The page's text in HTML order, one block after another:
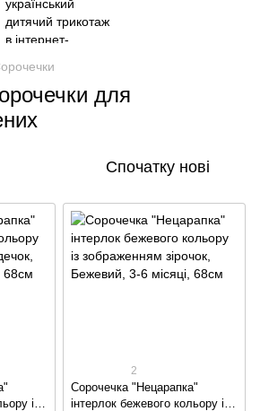
для
Спочатку нові
із
2
Сорочечка "Нецарапка"
інтерлок бежевого кольору із